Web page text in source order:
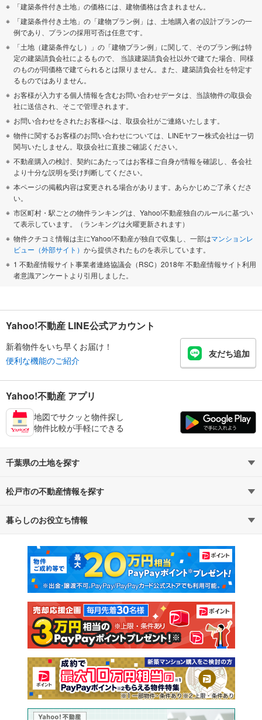
「建築条件付き土地」の価格には、建物価格は含まれません。
「建築条件付き土地」の「建物プラン例」は、土地購入者の設計プランの一
例であり、プランの採用可否は任意です。
「土地（建築条件なし）」の「建物プラン例」に関して、そのプラン例は特
定の建築請負会社によるもので、 当該建築請負会社以外で建てた場合、同様
のものが同価格で建てられるとは限りません。また、建築請負会社を特定す
るものではありません。
お客様が入力する個人情報を含むお問い合わせデータは、当該物件の取扱会
社に送信され、そこで管理されます。
お問い合わせをされたお客様へは、取扱会社がご連絡いたします。
物件に関するお客様のお問い合わせについては、LINEヤフー株式会社は一切
関与いたしません。取扱会社に直接ご確認ください。
不動産購入の検討、契約にあたってはお客様ご自身が情報を確認し、各会社
より十分な説明を受け判断してください。
本ページの掲載内容は変更される場合があります。あらかじめご了承くださ
い。
市区町村・駅ごとの物件ランキングは、Yahoo!不動産独自のルールに基づい
て表示しています。（ランキングは火曜更新されます）
物件クチコミ情報は主にYahoo!不動産が独自で収集し、一部はマンションレ
ビュー（外部サイト） から提供されたものを表示しています。
1 不動産情報サイト事業者連絡協議会（RSC）2018年 不動産情報サイト利用
者意識アンケートより引用しました。
Yahoo!不動産 LINE公式アカウント
新着物件をいち早くお届け！
便利な機能のご紹介
友だち追加
Yahoo!不動産 アプリ
地図でサクッと物件探し
物件比較が手軽にできる
千葉県の土地を探す
路線・駅から探す
通勤・通学時間から探す
松戸市の不動産情報を探す
不動産・住宅
新築マンション 中古マンション
新築一戸建て 中古一戸建て
注文住宅 土地
売却査定
暮らしのお役立ち情報
マンションカタログ 教えて！住まいの先生